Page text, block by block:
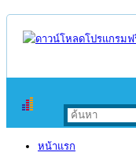
หน้าแรก